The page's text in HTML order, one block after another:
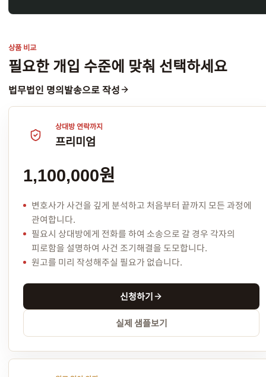
상품 비교
필요한 개입 수준에 맞춰 선택하세요
법무법인 명의발송으로 작성
상대방 연락까지
프리미엄
1,100,000원
변호사가 사건을 깊게 분석하고 처음부터 끝까지 모든 과정에
관여합니다.
필요시 상대방에게 전화를 하여 소송으로 갈 경우 각자의
피로함을 설명하여 사건 조기해결을 도모합니다.
원고를 미리 작성해주실 필요가 없습니다.
신청하기
실제 샘플보기